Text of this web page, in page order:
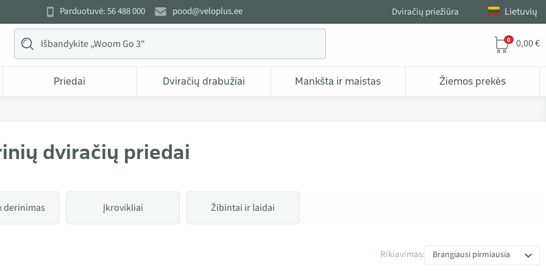
Parduotuvė: 56 488 000 pood@veloplus.ee Dviračių priežiūra Lietuvių
0 0,00 €
Priedai Dviračių drabužiai Mankšta ir maistas Žiemos prekės
dviračių priedai
derinimas Įkrovikliai Žibintai ir laidai
kategorijoje Elektrinių dviračių priedai Rikiavimas: Brangiausi pirmiausia